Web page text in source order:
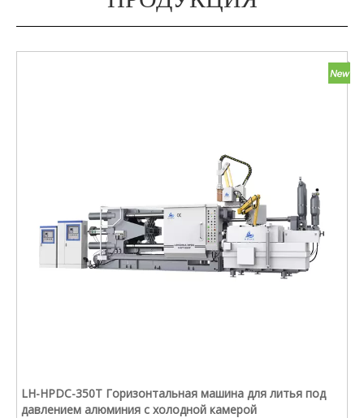
LH-HPDC-350T Горизонтальная машина для литья под
давлением алюминия с холодной камерой